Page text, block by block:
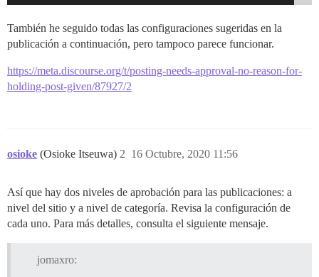
También he seguido todas las configuraciones sugeridas en la
publicación a continuación, pero tampoco parece funcionar.
https://meta.discourse.org/t/posting-needs-approval-no-reason-for-
holding-post-given/87927/2
osioke (Osioke Itseuwa) 16 Octubre, 2020 11:56
2
Así que hay dos niveles de aprobación para las publicaciones: a
nivel del sitio y a nivel de categoría. Revisa la configuración de
cada uno. Para más detalles, consulta el siguiente mensaje.
jomaxro: